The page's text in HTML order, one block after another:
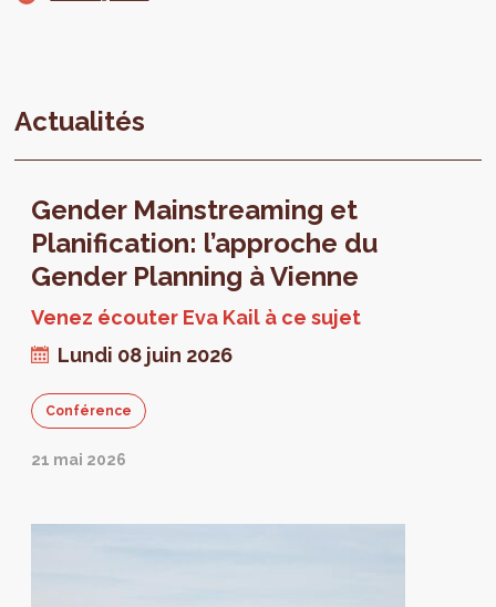
Actualités
Gender Mainstreaming et
Planification: l’approche du
Gender Planning à Vienne
Venez écouter Eva Kail à ce sujet
Lundi 08 juin 2026
Conférence
21 mai 2026